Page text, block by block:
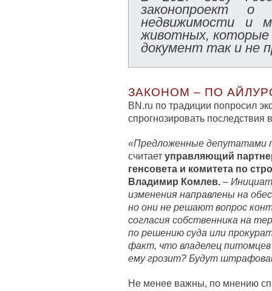
законопроект о
недвижимости и
животных, которые
документ так и не
ЗАКОНОМ – ПО
BN.ru по традиции попросил
спрогнозировать последствия
«Предложенные депутатами
считает управляющий
генсовета и комитета по
Владимир Комлев. –
изменения направлены на
но они не решают вопрос
согласия собственника на
по решению суда или
факт, что владелец
ему грозит? Будут
Не менее важны, по мнению